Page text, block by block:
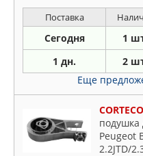
Поставка
Сегодня 1
1 дн. 2
Еще
подушка
Peugeot
2.2JTD/